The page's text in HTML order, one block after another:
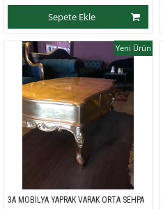
Sepete Ekle
3A MOBİLYA YAPRAK VARAK ORTA SEHPA
Yeni Ürün